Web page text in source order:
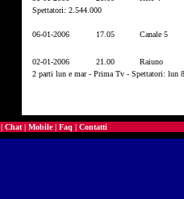
Spettatori: 2.544.000
06-01-2006 17.05 Canale 5
02-01-2006 21.00
Raiuno
2 parti lun e mar - Prima Tv - Spettatori: lun
| Chat | Mobile| Faq | Contatti